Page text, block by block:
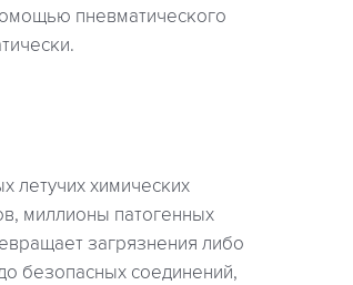
пневматического
летучих химических
миллионы патогенных
загрязнения либо
безопасных соединений,